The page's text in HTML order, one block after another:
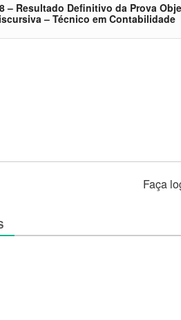
– Resultado Definitivo da Prova
– Técnico em Contabilidade
Faça